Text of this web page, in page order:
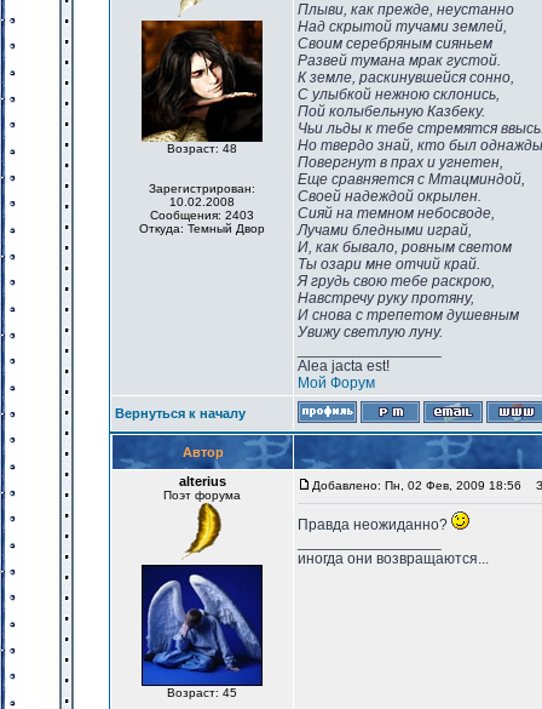
Возраст: 48
Зарегистрирован:
10.02.2008
Сообщения: 2403
Откуда: Темный Двор
Плыви, как прежде, неустанно
Над скрытой тучами землей,
Своим серебряным сияньем
Развей тумана мрак густой.
К земле, раскинувшейся сонно,
С улыбкой нежною склонись,
Пой колыбельную Казбеку.
Чьи льды к тебе стремятся
Но твердо знай, кто был однажды
Повергнут в прах и угнетен,
Еще сравняется с Мтацминдой,
Своей надеждой окрылен.
Сияй на темном небосводе,
Лучами бледными играй,
И, как бывало, ровным светом
Ты озари мне отчий край.
Я грудь свою тебе раскрою,
Навстречу руку протяну,
И снова с трепетом душевным
Увижу светлую луну.
Alea jacta est!
Мой Форум
Вернуться к началу
Автор
alterius
Поэт форума
Возраст: 45
Добавлено: Пн, 02 Фев, 2009 18:56
Правда неожиданно?
иногда они возвращаются...